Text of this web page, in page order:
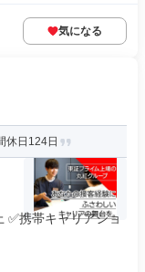
気になる
休日124日
✅携帯キャリアショ